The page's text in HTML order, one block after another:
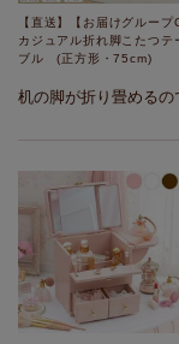
【直送】【お届けグループ
カジュアル折れ脚こたつテ
ブル (正方形・75cm)
机の脚が折り畳めるの